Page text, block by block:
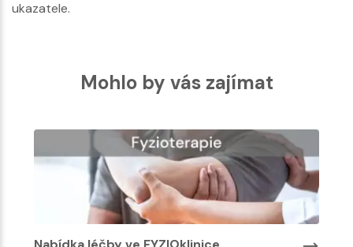
ukazatele.
Mohlo by vás zajímat